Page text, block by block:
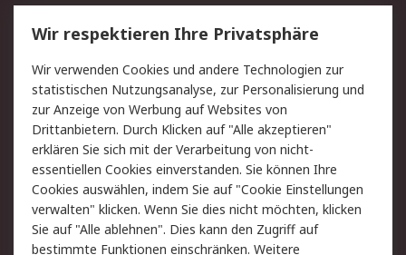
Service
Value Added Services
Lieferlösungen
Rücksendung/Entsorgung Kontakt
Hilfe
Rechtliches
RS Verkaufs- und
Lieferbedingungen
Datenschutz
Cookie-Richtlinie
Zahlungsbedingungen
Impressum
Webseite Konditionen
Wir respektieren Ihre Privatsphäre
Wir verwenden Cookies und andere Technologien zur
statistischen Nutzungsanalyse, zur Personalisierung und
zur Anzeige von Werbung auf Websites von
Drittanbietern. Durch Klicken auf "Alle akzeptieren"
erklären Sie sich mit der Verarbeitung von nicht-
essentiellen Cookies einverstanden. Sie können Ihre
Cookies auswählen, indem Sie auf "Cookie Einstellungen
verwalten" klicken. Wenn Sie dies nicht möchten, klicken
Sie auf "Alle ablehnen". Dies kann den Zugriff auf
bestimmte Funktionen einschränken. Weitere